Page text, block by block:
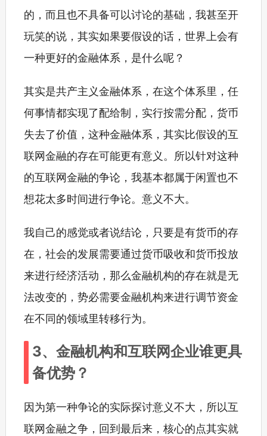
的，而且也不具备可以讨论的基础，我甚至开
玩笑的说，其实如果要假设的话，世界上会有
一种更好的金融体系，是什么呢？
其实是共产主义金融体系，在这个体系里，任
何事情都实现了配给制，实行按需分配，货币
失去了价值，这种金融体系，其实比假设的互
联网金融的存在可能更有意义。所以针对这种
的互联网金融的争论，我基本都属于闲置也不
想花太多时间进行争论。意义不大。
我自己的感觉或者说结论，只要是有货币的存
在，社会的发展需要通过货币吸收和货币投放
来进行经济活动，那么金融机构的存在就是无
法改变的，势必需要金融机构来进行调节资金
在不同的领域里转移行为。
3、金融机构和互联网企业谁更具
备优势？
因为第一种争论的实际探讨意义不大，所以互
联网金融之争，回到最后来，核心的点其实就